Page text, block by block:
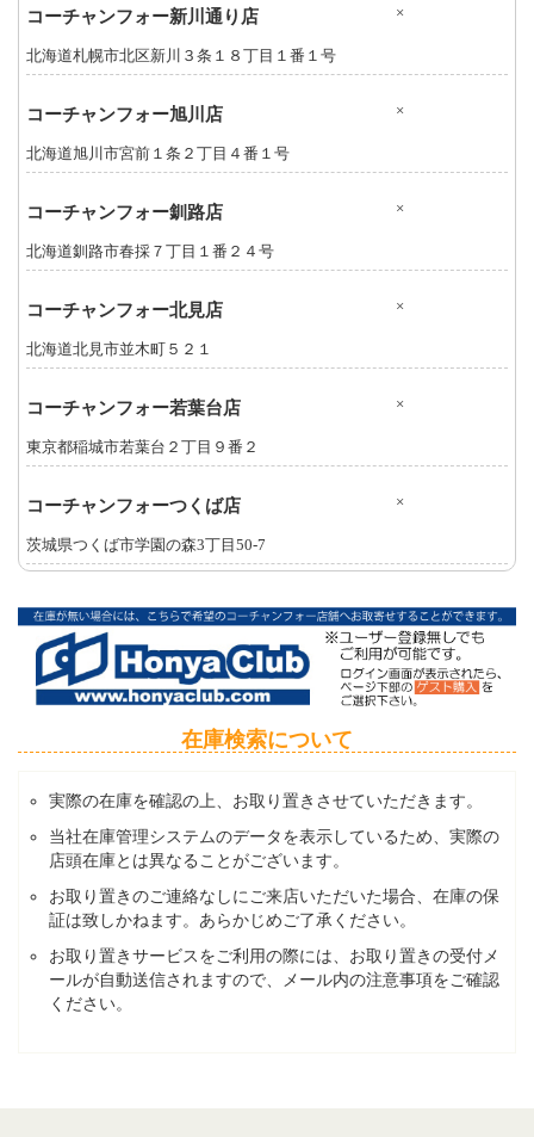
コーチャンフォー新川通り店 ×
北海道札幌市北区新川３条１８丁目１番１号
コーチャンフォー旭川店 ×
北海道旭川市宮前１条２丁目４番１号
コーチャンフォー釧路店 ×
北海道釧路市春採７丁目１番２４号
コーチャンフォー北見店 ×
北海道北見市並木町５２１
コーチャンフォー若葉台店 ×
東京都稲城市若葉台２丁目９番２
コーチャンフォーつくば店 ×
茨城県つくば市学園の森3丁目50-7
在庫検索について
実際の在庫を確認の上、お取り置きさせていただきます。
当社在庫管理システムのデータを表示しているため、実際の
店頭在庫とは異なることがございます。
お取り置きのご連絡なしにご来店いただいた場合、在庫の保
証は致しかねます。あらかじめご了承ください。
お取り置きサービスをご利用の際には、お取り置きの受付メ
ールが自動送信されますので、メール内の注意事項をご確認
ください。